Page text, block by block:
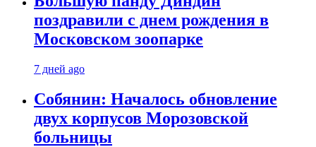
поздравили с днем рождения в
Московском зоопарке
7 дней ago
Собянин: Началось обновление
двух корпусов Морозовской
больницы